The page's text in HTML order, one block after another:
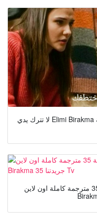
لا تترك يدي Elimi Birakma الحلقة 35 مترجمة للعربية Hd إعلان 2
مسلسل لا تترك يدي الحلقة 35 مترجمة كاملة اون لاين Elimi